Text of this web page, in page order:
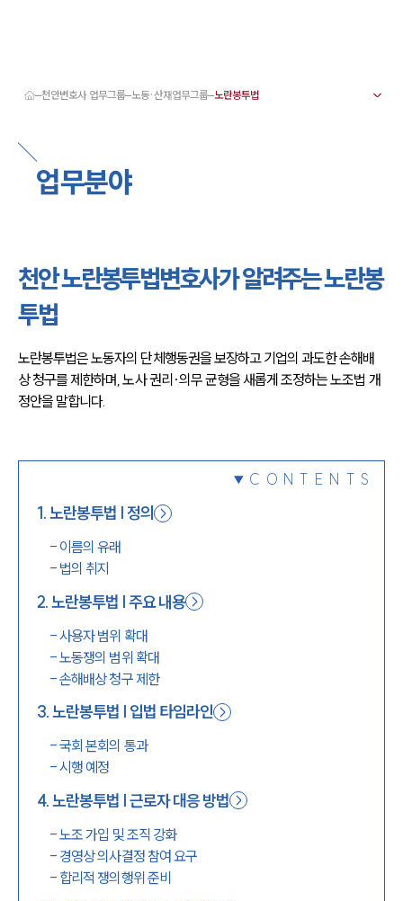
서울·대전·천안변호사
천안형사전문변호사
천안이혼전문변호사
천안학교폭력변호사
천안변호사 주요 업무사례
천안 분사무소 오시는 길
천안변호사상담 상담접수
채용정보
천안변호사 업무그룹 노동·산재업무그룹
업무분야
천안 노란봉투법변호사가 알려주는 노란봉
투법
노란봉투법은 노동자의 단체행동권을 보장하고 기업의 과도한 손해배
상 청구를 제한하며, 노사 권리·의무 균형을 새롭게 조정하는 노조법 개
정안을 말합니다.
CONTENTS
1.노란봉투법 | 정의
- 이름의 유래
- 법의 취지
2.노란봉투법 | 주요 내용
-사용자 범위 확대
-노동쟁의 범위 확대
-손해배상 청구 제한
3.노란봉투법 | 입법 타임라인
-국회 본회의 통과
-시행 예정
4.노란봉투법 | 근로자 대응 방법
-노조 가입 및 조직 강화
- 경영상 의사결정 참여 요구
- 합리적 쟁의행위 준비